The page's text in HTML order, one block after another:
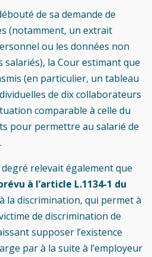
de sa demande de
(notamment, un extrait
ou les données non
salariés), la Cour estimant que
(en particulier, un tableau
de dix collaborateurs
comparable à celle du
pour permettre au salarié de
relevait également que
à l’article L.1134-1 du
la discrimination, qui permet à
de discrimination de
supposer l’existence
par à la suite à l’employeur